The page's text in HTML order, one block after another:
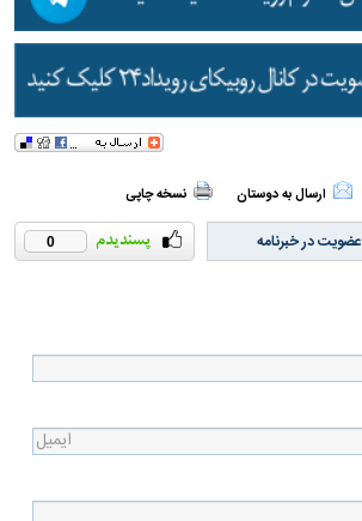
ارسال به دوستان نسخه چاپی
0 عضویت در خبرنامه